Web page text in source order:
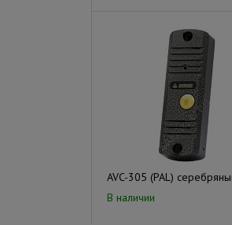
AVC-305 (PAL)
В наличии